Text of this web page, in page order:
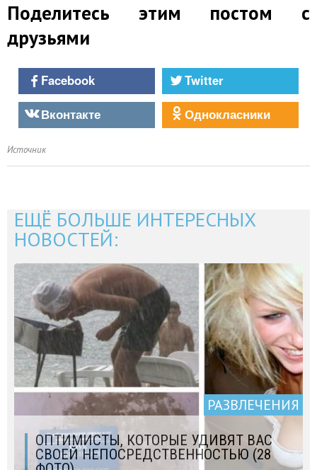
Поделитесь этим постом с
друзьями
Facebook
Twitter
Вконтакте
Однокласники
Источник
ЕЩЁ БОЛЬШЕ ИНТЕРЕСНЫХ
НОВОСТЕЙ:
РАЗВЛЕЧЕНИЯ
ОПТИМИСТЫ, КОТОРЫЕ УДИВЯТ ВАС
СВОЕЙ НЕПОСРЕДСТВЕННОСТЬЮ (28